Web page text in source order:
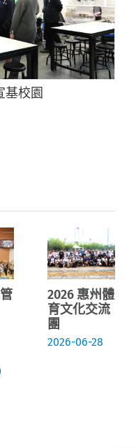
基校園
2026 惠州體
育文化交流
團
2026-06-28